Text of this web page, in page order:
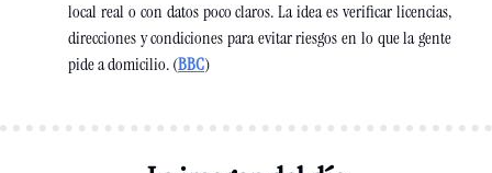
local real o con datos poco claros. La idea es verificar licencias,
direcciones y condiciones para evitar riesgos en lo que la gente
pide a domicilio. (BBC)